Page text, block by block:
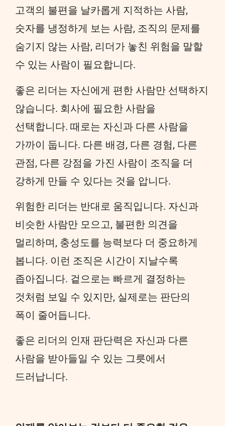
고객의 불편을 날카롭게 지적하는 사람,
숫자를 냉정하게 보는 사람, 조직의 문제를
숨기지 않는 사람, 리더가 놓친 위험을 말할
수 있는 사람이 필요합니다.
좋은 리더는 자신에게 편한 사람만 선택하지
않습니다. 회사에 필요한 사람을
선택합니다. 때로는 자신과 다른 사람을
가까이 둡니다. 다른 배경, 다른 경험, 다른
관점, 다른 강점을 가진 사람이 조직을 더
강하게 만들 수 있다는 것을 압니다.
위험한 리더는 반대로 움직입니다. 자신과
비슷한 사람만 모으고, 불편한 의견을
멀리하며, 충성도를 능력보다 더 중요하게
봅니다. 이런 조직은 시간이 지날수록
좁아집니다. 겉으로는 빠르게 결정하는
것처럼 보일 수 있지만, 실제로는 판단의
폭이 줄어듭니다.
좋은 리더의 인재 판단력은 자신과 다른
사람을 받아들일 수 있는 그릇에서
드러납니다.